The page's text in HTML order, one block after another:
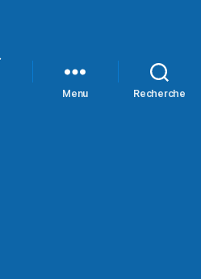
Menu Recherche